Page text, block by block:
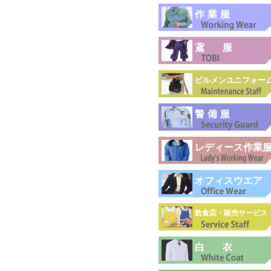
作業服
鳶服
ビルメンユニフォー
警備服
レディース作業
オフィスウエア
飲食店・販売サービス
白衣